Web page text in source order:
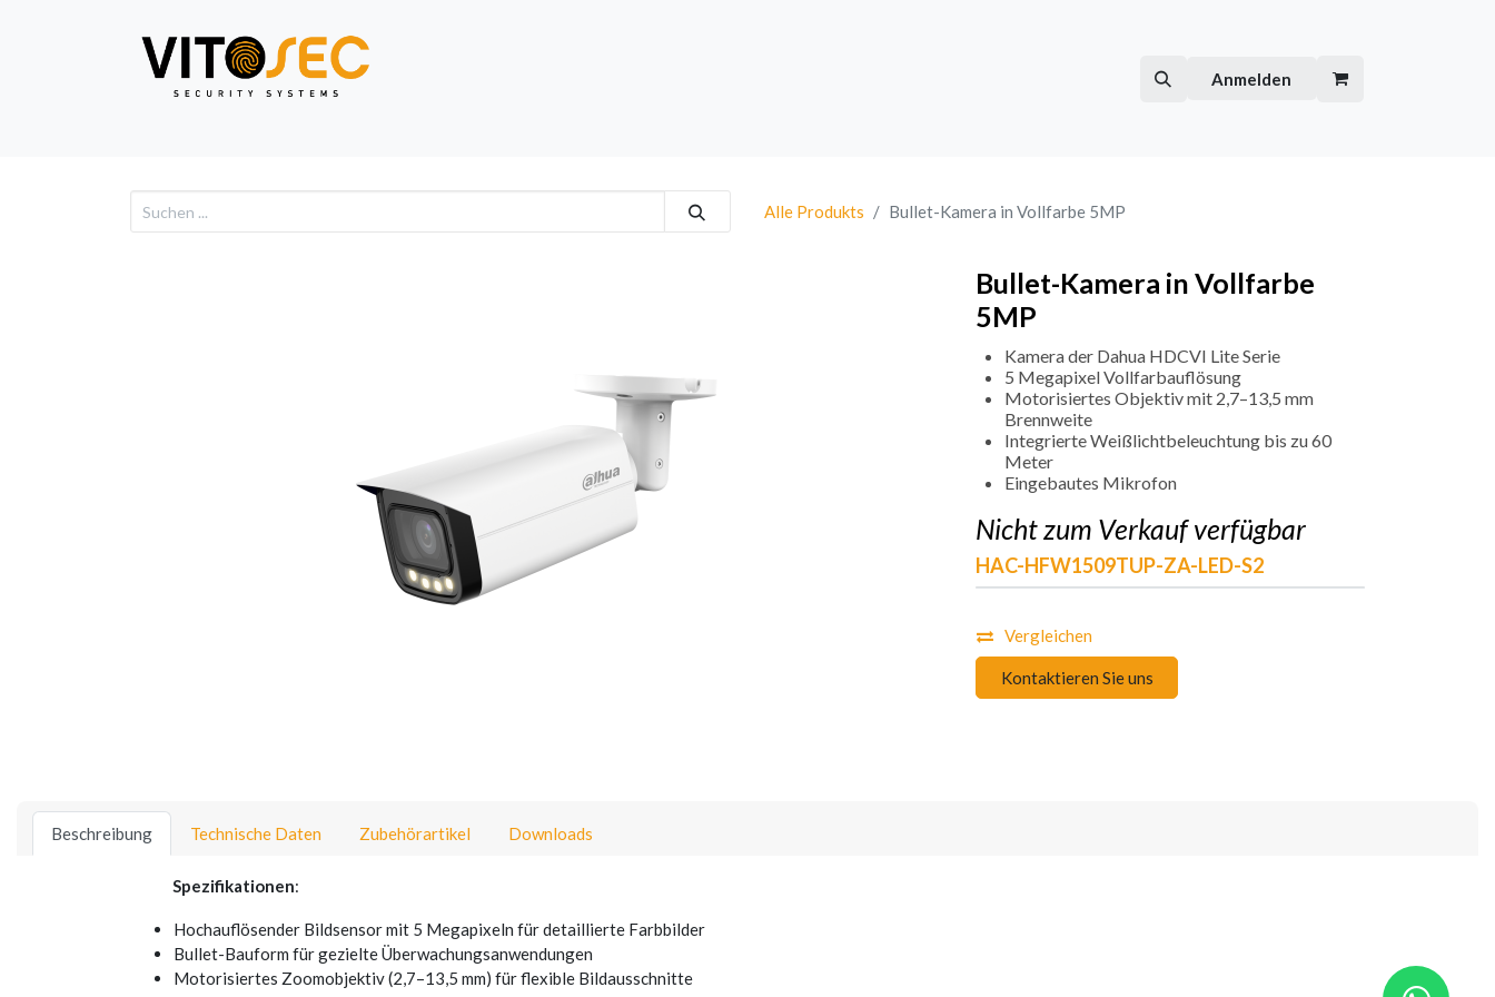
Video Alarm Anmelden
Alle Produkts Bullet-Kamera in Vollfarbe 5MP
Bullet-Kamera in Vollfarbe
5MP
Kamera der Dahua HDCVI Lite Serie
5 Megapixel Vollfarbauflösung
Motorisiertes Objektiv mit 2,7–13,5 mm
Brennweite
Integrierte Weißlichtbeleuchtung bis zu 60
Meter
Eingebautes Mikrofon
Nicht zum Verkauf verfügbar
HAC-HFW1509TUP-ZA-LED-S2
Vergleichen
Kontaktieren Sie uns
Beschreibung Technische Daten Zubehörartikel Downloads
Spezifikationen:
Hochauflösender Bildsensor mit 5 Megapixeln für detaillierte Farbbilder
Bullet-Bauform für gezielte Überwachungsanwendungen
Motorisiertes Zoomobjektiv (2,7–13,5 mm) für flexible Bildausschnitte